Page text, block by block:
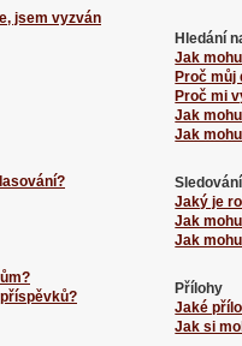
jsem vyzván
Hledání
Jak
Proč můj
Proč mi
Jak
Jak
Jaký je
Jak
Jak
Přílohy
Jaké
Jak si